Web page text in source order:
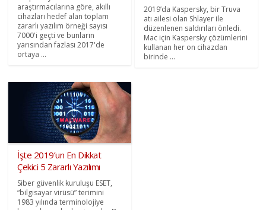
araştırmacılarına göre, akıllı
cihazları hedef alan toplam
zararlı yazılım örneği sayısı
7000'i geçti ve bunların
yarısından fazlası 2017'de
ortaya ...
2019’da Kaspersky, bir Truva
atı ailesi olan Shlayer ile
düzenlenen saldırıları önledi.
Mac için Kaspersky çözümlerini
kullanan her on cihazdan
birinde ...
İşte 2019’un En Dikkat
Çekici 5 Zararlı Yazılımı
Siber güvenlik kuruluşu ESET,
“bilgisayar virüsü” terimini
1983 yılında terminolojiye